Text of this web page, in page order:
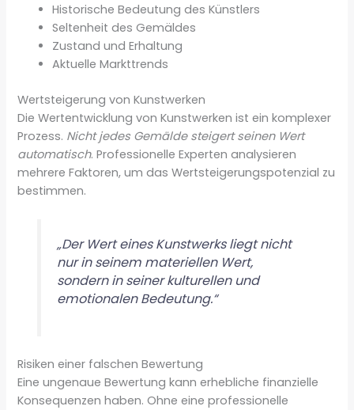
Historische Bedeutung des Künstlers
Seltenheit des Gemäldes
Zustand und Erhaltung
Aktuelle Markttrends
Wertsteigerung von Kunstwerken
Die Wertentwicklung von Kunstwerken ist ein komplexer
Prozess. Nicht jedes Gemälde steigert seinen Wert
automatisch. Professionelle Experten analysieren
mehrere Faktoren, um das Wertsteigerungspotenzial zu
bestimmen.
„Der Wert eines Kunstwerks liegt nicht
nur in seinem materiellen Wert,
sondern in seiner kulturellen und
emotionalen Bedeutung.“
Risiken einer falschen Bewertung
Eine ungenaue Bewertung kann erhebliche finanzielle
Konsequenzen haben. Ohne eine professionelle